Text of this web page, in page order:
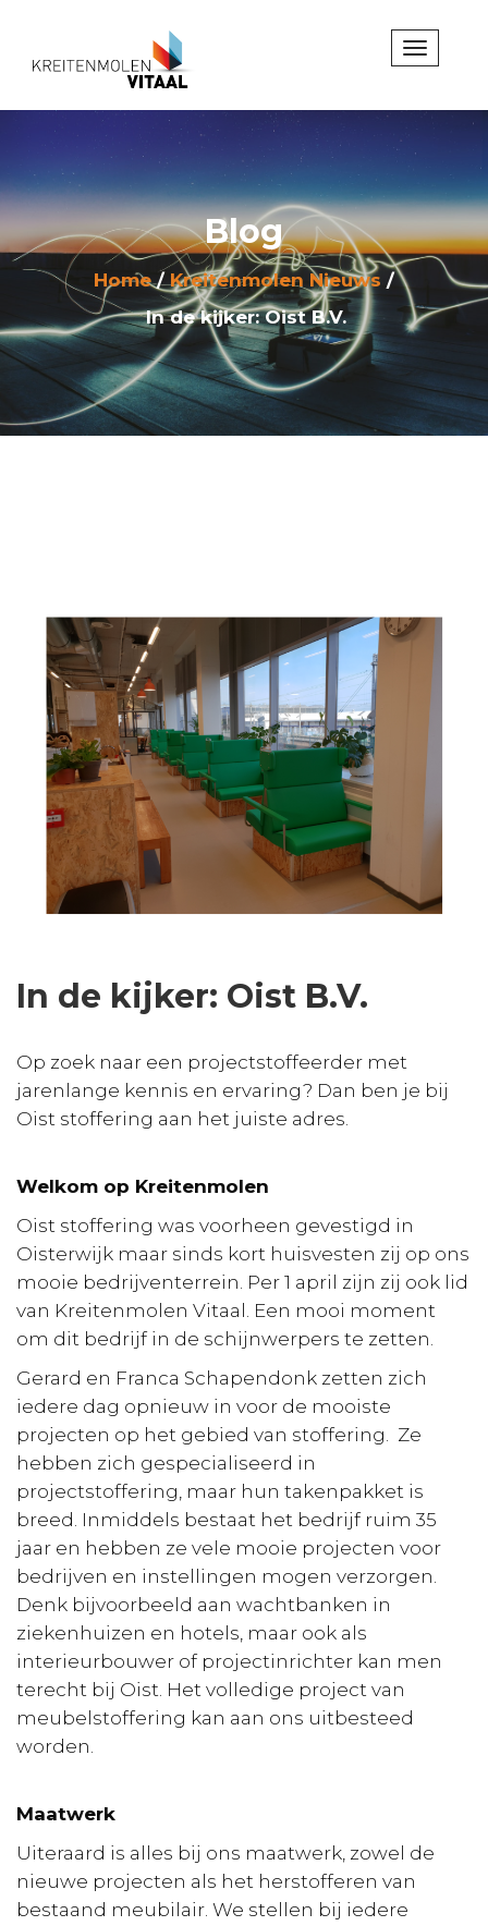
Blog
Home
Kreitenmolen Nieuws
In de kijker: Oist B.V.
In de kijker: Oist B.V.
Op zoek naar een projectstoffeerder met
jarenlange kennis en ervaring? Dan ben je bij
Oist stoffering aan het juiste adres.
Welkom op Kreitenmolen
Oist stoffering was voorheen gevestigd in
Oisterwijk maar sinds kort huisvesten zij op ons
mooie bedrijventerrein. Per 1 april zijn zij ook lid
van Kreitenmolen Vitaal. Een mooi moment
om dit bedrijf in de schijnwerpers te zetten.
Gerard en Franca Schapendonk zetten zich
iedere dag opnieuw in voor de mooiste
projecten op het gebied van stoffering. Ze
hebben zich gespecialiseerd in
projectstoffering, maar hun takenpakket is
breed. Inmiddels bestaat het bedrijf ruim 35
jaar en hebben ze vele mooie projecten voor
bedrijven en instellingen mogen verzorgen.
Denk bijvoorbeeld aan wachtbanken in
ziekenhuizen en hotels, maar ook als
interieurbouwer of projectinrichter kan men
terecht bij Oist. Het volledige project van
meubelstoffering kan aan ons uitbesteed
worden.
Maatwerk
Uiteraard is alles bij ons maatwerk, zowel de
nieuwe projecten als het herstofferen van
bestaand meubilair. We stellen bij iedere